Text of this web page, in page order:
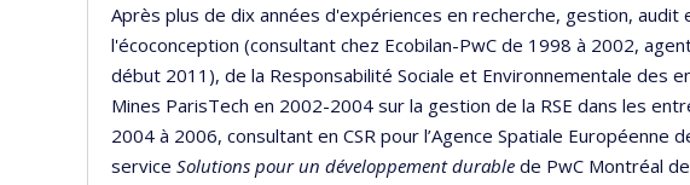
Après plus de dix années d'expériences en recherche, gestion, audit
l'écoconception (consultant chez Ecobilan-PwC de 1998 à 2002,
début 2011), de la Responsabilité Sociale et Environnementale des
Mines ParisTech en 2002-2004 sur la gestion de la RSE dans les
2004 à 2006, consultant en CSR pour l’Agence Spatiale Européenne
service Solutions pour un développement durable de PwC Montréal